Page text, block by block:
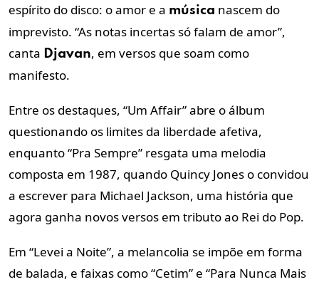
espírito do disco: o amor e a música nascem do
imprevisto. “As notas incertas só falam de amor”,
canta Djavan, em versos que soam como
manifesto.
Entre os destaques, “Um Affair” abre o álbum
questionando os limites da liberdade afetiva,
enquanto “Pra Sempre” resgata uma melodia
composta em 1987, quando Quincy Jones o convidou
a escrever para Michael Jackson, uma história que
agora ganha novos versos em tributo ao Rei do Pop.
Em “Levei a Noite”, a melancolia se impõe em forma
de balada, e faixas como “Cetim” e “Para Nunca Mais